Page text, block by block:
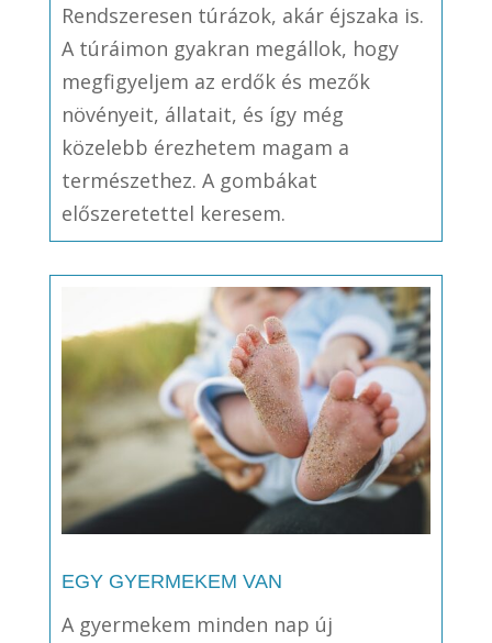
Rendszeresen túrázok, akár éjszaka is.
A túráimon gyakran megállok, hogy
megfigyeljem az erdők és mezők
növényeit, állatait, és így még
közelebb érezhetem magam a
természethez. A gombákat
előszeretettel keresem.
EGY GYERMEKEM VAN
A gyermekem minden nap új